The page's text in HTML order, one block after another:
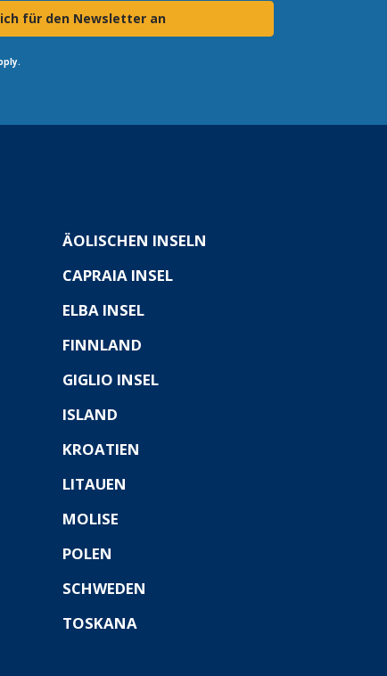
für den Newsletter an
ÄOLISCHEN INSELN
CAPRAIA INSEL
ELBA INSEL
FINNLAND
GIGLIO INSEL
ISLAND
KROATIEN
LITAUEN
MOLISE
POLEN
SCHWEDEN
TOSKANA